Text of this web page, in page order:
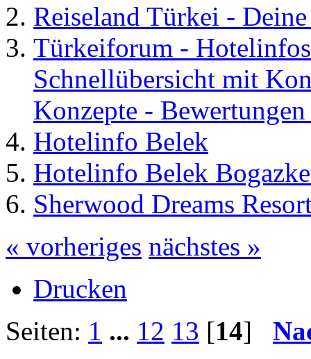
Reiseland Türkei -
Türkeiforum -
Schnellübersicht mit
Konzepte -
Hotelinfo Belek
Hotelinfo Belek
Sherwood Dreams
« vorheriges nächstes »
Drucken
Seiten: 1 ... 12 13 [14]